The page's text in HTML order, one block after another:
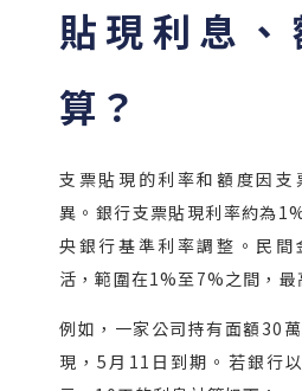
貼現利息
算？
支票貼現的利率和額度因
異。銀行支票貼現利率約為
央銀行基準利率調整。民間
活，範圍在1%至7%之間，最
例如，一家公司持有面額30
現，5月11日到期。若銀行